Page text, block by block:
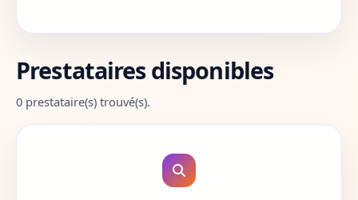
Aude
Aveyron
Prestataires disponibles
0 prestataire(s) trouvé(s).